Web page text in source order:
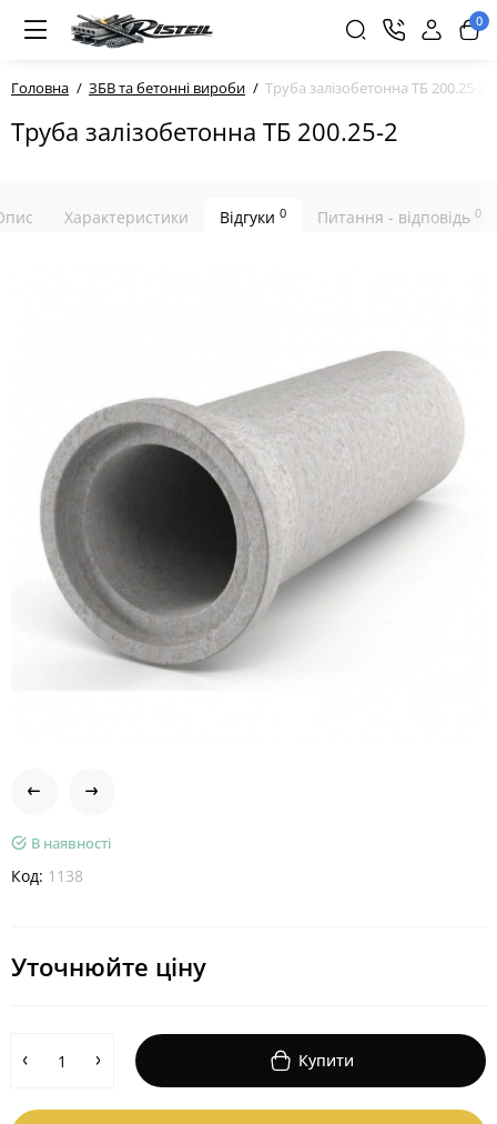
0
Головна ЗБВ та бетонні вироби Труба залізобетонна ТБ 200.25-2
Труба залізобетонна ТБ 200.25-2
Характеристики Відгуки 0 Питання - відповідь 0
В наявності
Код: 1138
Уточнюйте ціну
Купити